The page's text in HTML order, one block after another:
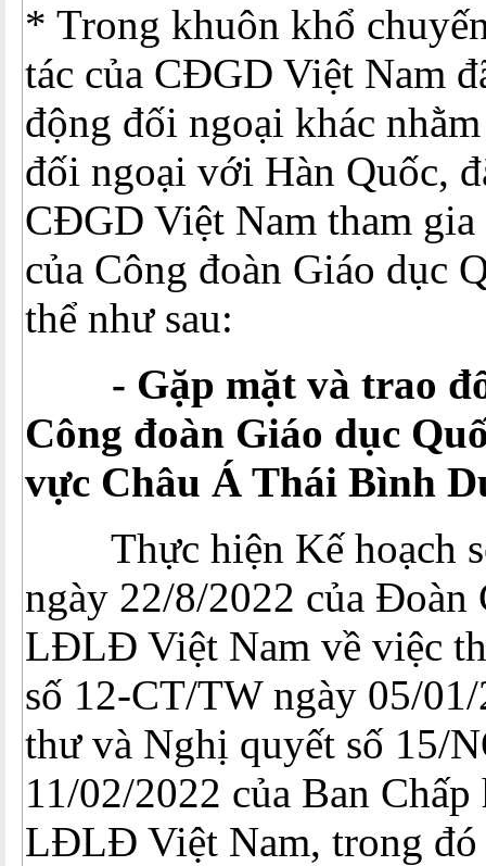
* Trong khuôn khổ
tác của CĐGD Việt Nam
động đối ngoại khác
đối ngoại với Hàn Quốc,
CĐGD Việt Nam tham
của Công đoàn Giáo dục
thể như sau:
- Gặp mặt và trao
Công đoàn Giáo dục
vực Châu Á Thái Bình
Thực hiện Kế hoạch
ngày 22/8/2022 của Đoàn
LĐLĐ Việt Nam về việc
số 12-CT/TW ngày 05/
thư và Nghị quyết số 15/
11/02/2022 của Ban Chấp
LĐLĐ Việt Nam, trong đó